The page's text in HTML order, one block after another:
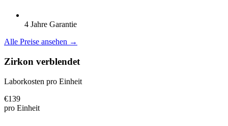
4 Jahre Garantie
Alle Preise ansehen →
Zirkon verblendet
Laborkosten pro Einheit
€139
pro Einheit